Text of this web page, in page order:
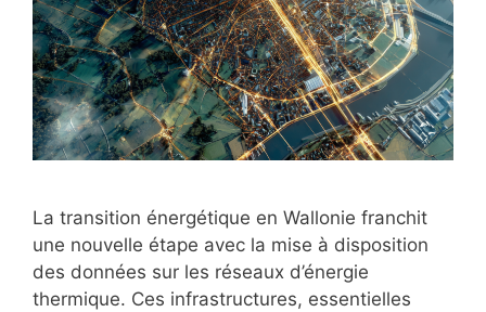
La transition énergétique en Wallonie franchit
une nouvelle étape avec la mise à disposition
des données sur les réseaux d’énergie
thermique. Ces infrastructures, essentielles